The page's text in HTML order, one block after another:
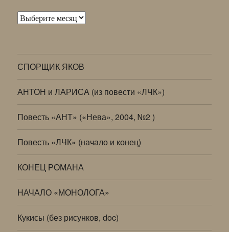
Архивы
СПОРЩИК ЯКОВ
АНТОН и ЛАРИСА (из повести «ЛЧК»)
Повесть «АНТ» («Нева», 2004, №2 )
Повесть «ЛЧК» (начало и конец)
КОНЕЦ РОМАНА
НАЧАЛО «МОНОЛОГА»
Кукисы (без рисунков, doc)